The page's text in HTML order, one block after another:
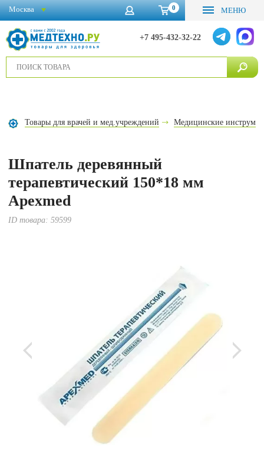
0 МЕНЮ
+7 495-432-32-22
Москва
Товары для врачей и мед.учреждений Медицинские
Шпатель деревянный
терапевтический 150*18 мм
Apexmed
ID товара:59599